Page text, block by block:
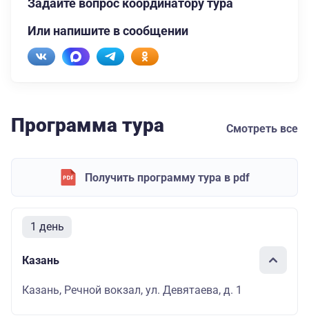
Задайте вопрос координатору тура
Или напишите в сообщении
Программа тура Смотреть все
Получить программу тура в pdf
1 день
Казань
Казань, Речной вокзал, ул. Девятаева, д. 1